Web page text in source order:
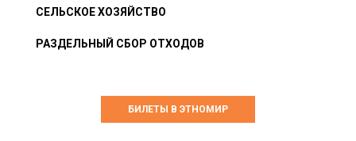
СЕЛЬСКОЕ ХОЗЯЙСТВО
РАЗДЕЛЬНЫЙ СБОР ОТХОДОВ
БИЛЕТЫ В ЭТНОМИР